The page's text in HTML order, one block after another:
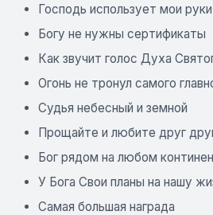
Господь использует мои
Богу не нужны сертификаты
Как звучит голос Духа
Огонь не тронул самого
Судья небесный и земной
Прощайте и любите друг
Бог рядом на любом
У Бога Свои планы на нашу
Самая большая награда